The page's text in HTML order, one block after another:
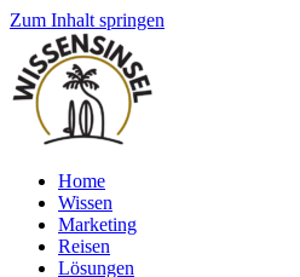
Zum Inhalt springen
Home
Wissen
Marketing
Reisen
Lösungen